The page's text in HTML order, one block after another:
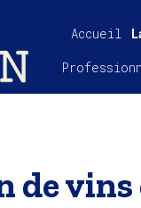
Accueil
de